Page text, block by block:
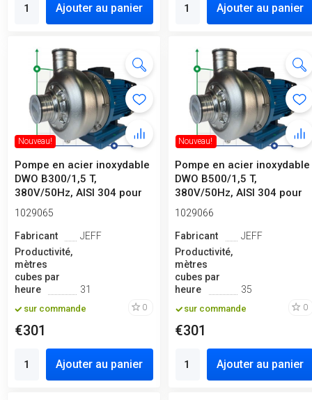
Ajouter au panier Ajouter au panier
Nouveau!
Pompe en acier inoxydable
DWO B300/1,5 T,
380V/50Hz, AISI 304 pour
UAN, inhib...
1029065
Fabricant
JEFF
Productivité,
mètres
cubes par
heure
31
sur commande 0
€301
Ajouter au panier
Nouveau!
Pompe en acier inoxydable
DWO B500/1,5 T,
380V/50Hz, AISI 304 pour
liquides a...
1029066
Fabricant
JEFF
Productivité,
mètres
cubes par
heure
35
sur commande 0
€301
Ajouter au panier